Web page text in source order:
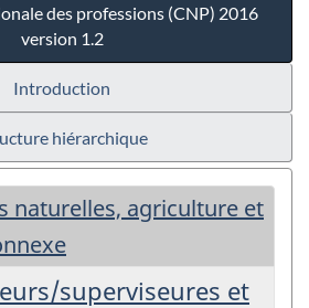
des professions (CNP) 2016
version 1.2
Introduction
hiérarchique
naturelles, agriculture et
superviseures et